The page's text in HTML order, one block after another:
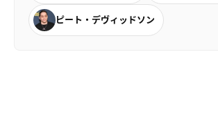
ピート・デヴィッドソン